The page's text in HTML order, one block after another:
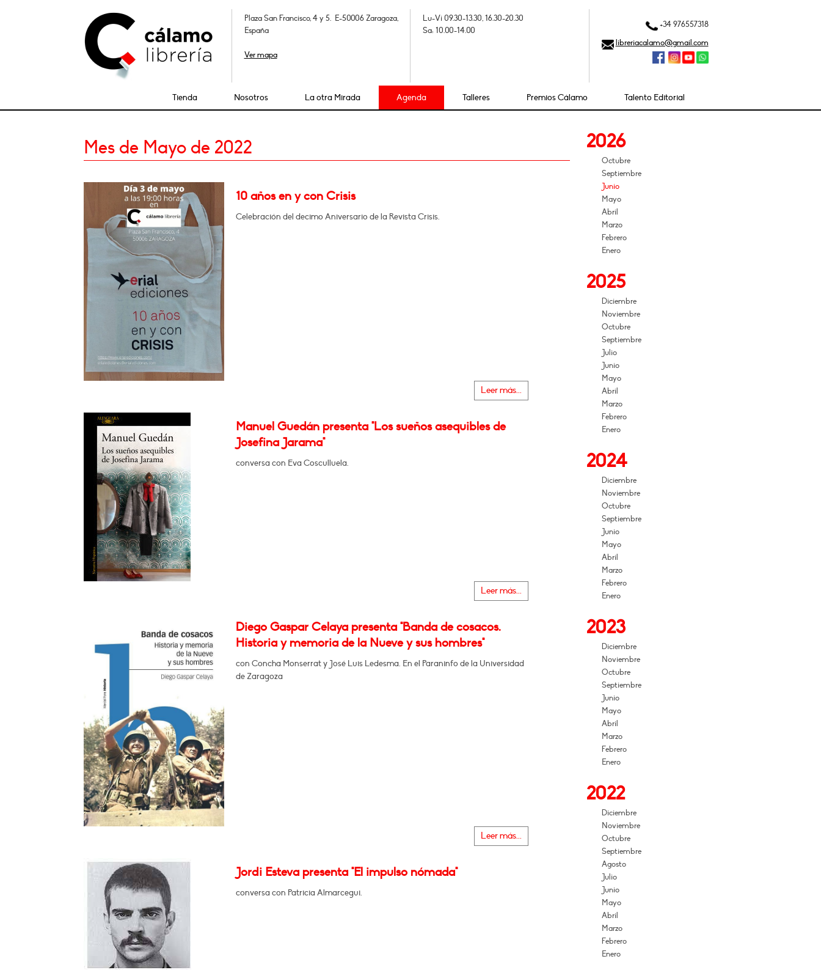
Plaza San Francisco, 4 y 5. E-50006 Zaragoza,
España
Ver mapa
Lu-Vi 09.30-13.30, 16.30-20.30
Sa: 10.00-14.00
+34 976557318
libreriacalamo@gmail.com
Tienda Nosotros La otra Mirada Agenda Talleres Premios Cálamo Talento Editorial
Mes de Mayo de 2022
10 años en y con Crisis
Celebración del decimo Aniversario de la Revista Crisis.
Leer más...
Manuel Guedán presenta "Los sueños asequibles de
Josefina Jarama"
conversa con Eva Cosculluela.
Leer más...
Diego Gaspar Celaya presenta "Banda de cosacos.
Historia y memoria de la Nueve y sus hombres"
con Concha Monserrat y José Luis Ledesma. En el Paraninfo de la Universidad
de Zaragoza
Leer más...
Jordi Esteva presenta "El impulso nómada"
conversa con Patricia Almarcegui.
2026
Octubre
Septiembre
Junio
Mayo
Abril
Marzo
Febrero
Enero
2025
Diciembre
Noviembre
Octubre
Septiembre
Julio
Junio
Mayo
Abril
Marzo
Febrero
Enero
2024
Diciembre
Noviembre
Octubre
Septiembre
Junio
Mayo
Abril
Marzo
Febrero
Enero
2023
Diciembre
Noviembre
Octubre
Septiembre
Junio
Mayo
Abril
Marzo
Febrero
Enero
2022
Diciembre
Noviembre
Octubre
Septiembre
Agosto
Julio
Junio
Mayo
Abril
Marzo
Febrero
Enero